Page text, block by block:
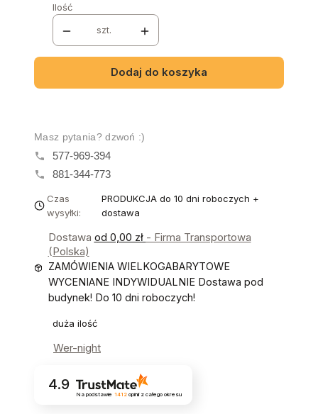
Ilość
szt.
Dodaj do koszyka
Masz pytania? dzwoń :)
577-969-394
881-344-773
Czas
wysyłki:
PRODUKCJA do 10 dni roboczych +
dostawa
Dostawa od 0,00 zł - Firma Transportowa
(Polska)
ZAMÓWIENIA WIELKOGABARYTOWE
WYCENIANE INDYWIDUALNIE Dostawa pod
budynek! Do 10 dni roboczych!
duża ilość
Wer-night
4.9
Na podstawie 1412opinii z całego okresu